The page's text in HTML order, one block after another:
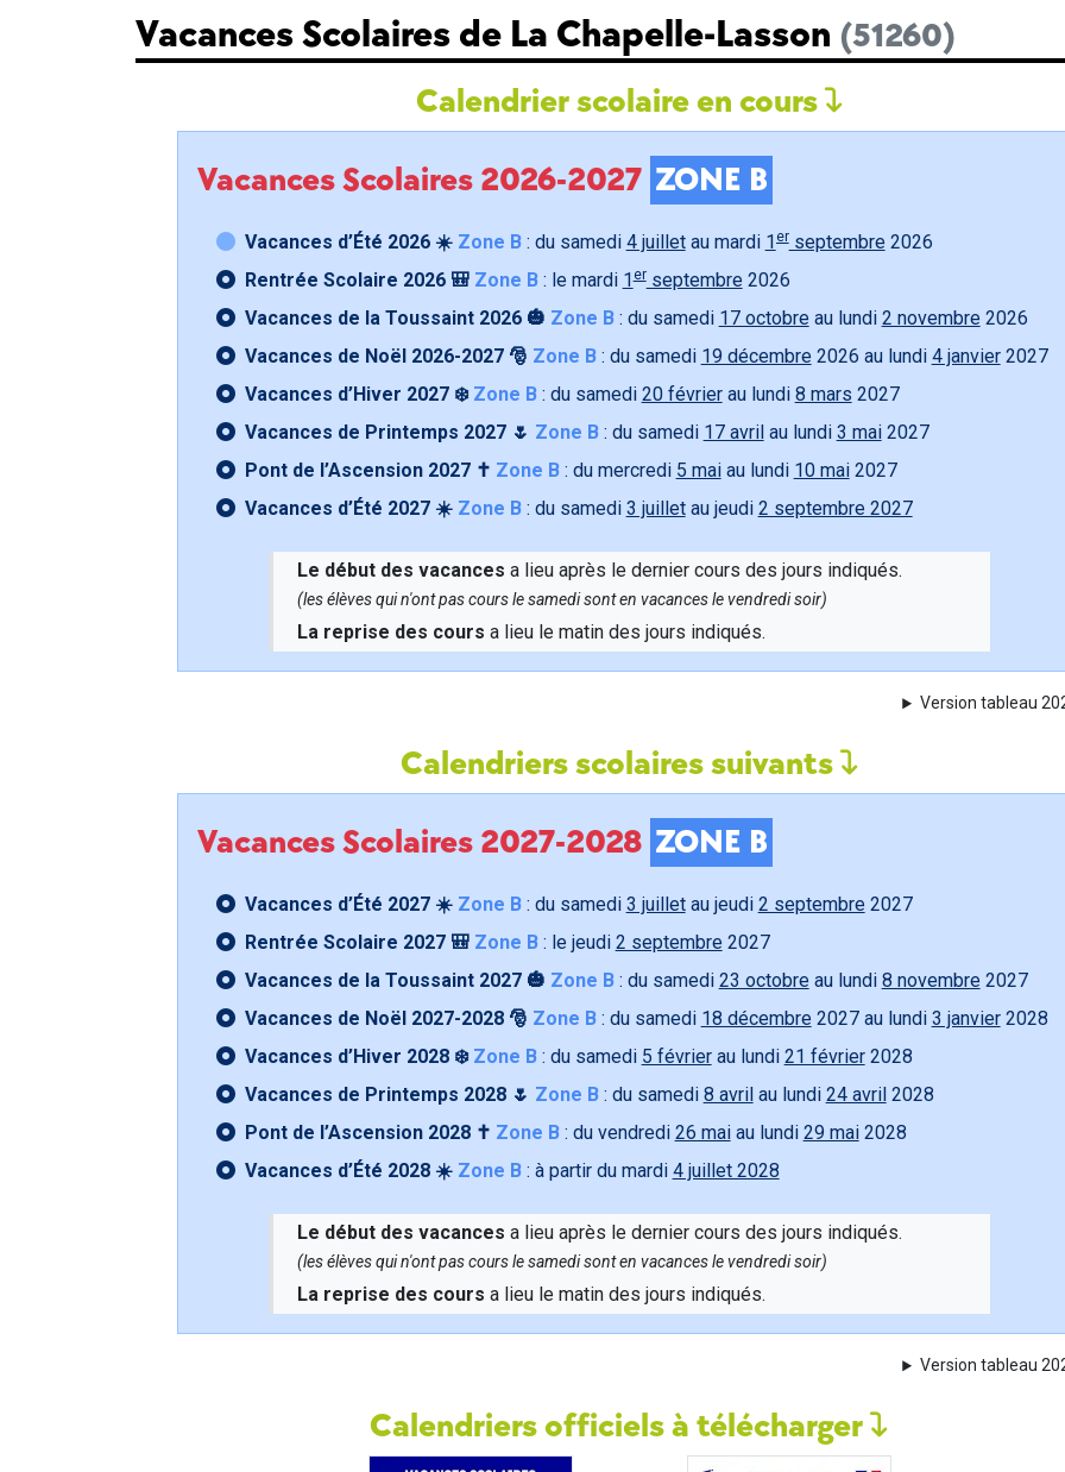
Vacances Scolaires de La Chapelle-Lasson (51260)
Calendrier scolaire en cours
Vacances Scolaires 2026-2027 ZONE B
Vacances d’Été 2026 ☀️ Zone B: du samedi 4 juilletau mardi 1 erseptembre 2026
Rentrée Scolaire 2026 🎒 Zone B: le mardi 1erseptembre 2026
Vacances de la Toussaint 2026 🎃 Zone B: du samedi 17 octobre au lundi 2 novembre 2026
Vacances de Noël 2026-2027 🎅 Zone B: du samedi 19 décembre 2026 au lundi 4 janvier2027
Vacances d’Hiver 2027 ❄️ Zone B: du samedi 20 févrierau lundi 8 mars 2027
Vacances de Printemps 2027 🌷 Zone B: du samedi 17 avril au lundi 3 mai2027
Pont de l’Ascension 2027 ✝️ Zone B: du mercredi 5 maiau lundi 10 mai2027
Vacances d’Été 2027 ☀️ Zone B: du samedi 3 juilletau jeudi 2 septembre 2027
Le début des vacances a lieu après le dernier cours des jours indiqués.
(les élèves qui n'ont pas cours le samedi sont en vacances le vendredi soir)
La reprise des cours a lieu le matin des jours indiqués.
Version tableau
Calendriers scolaires suivants
Vacances Scolaires 2027-2028 ZONE B
Vacances d’Été 2027 ☀️ Zone B: du samedi 3 juilletau jeudi 2 septembre 2027
Rentrée Scolaire 2027 🎒 Zone B: le jeudi 2 septembre 2027
Vacances de la Toussaint 2027 🎃 Zone B: du samedi 23 octobre au lundi 8 novembre 2027
Vacances de Noël 2027-2028 🎅 Zone B: du samedi 18 décembre 2027 au lundi 3 janvier2028
Vacances d’Hiver 2028 ❄️ Zone B: du samedi 5 févrierau lundi 21 février2028
Vacances de Printemps 2028 🌷 Zone B: du samedi 8 avril au lundi 24 avril 2028
Pont de l’Ascension 2028 ✝️ Zone B: du vendredi 26 maiau lundi 29 mai2028
Vacances d’Été 2028 ☀️ Zone B: à partir du mardi 4 juillet 2028
Le début des vacances a lieu après le dernier cours des jours indiqués.
(les élèves qui n'ont pas cours le samedi sont en vacances le vendredi soir)
La reprise des cours a lieu le matin des jours indiqués.
Version tableau
Calendriers officiels à télécharger